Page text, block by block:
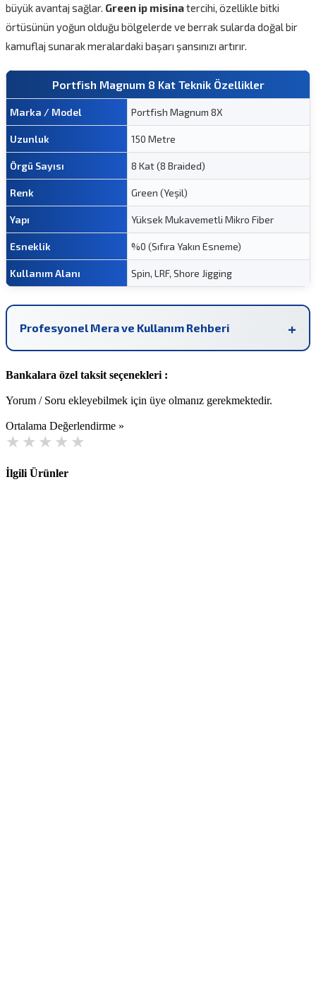
büyük avantaj sağlar. Green ip misinatercihi, özellikle bitki
örtüsünün yoğun olduğu bölgelerde ve berrak sularda doğal bir
kamuflaj sunarak meralardaki başarı şansınızı artırır.
Portfish Magnum 8 Kat Teknik Özellikler
Marka / Model Portfish Magnum 8X
Uzunluk 150 Metre
Örgü Sayısı 8 Kat (8 Braided)
Renk Green (Yeşil)
Yapı Yüksek Mukavemetli Mikro Fiber
Esneklik %0 (Sıfıra Yakın Esneme)
Kullanım Alanı Spin, LRF, Shore Jigging
Profesyonel Mera ve Kullanım Rehberi
Bankalara özel taksit seçenekleri :
Yorum / Soru ekleyebilmek için üye olmanız gerekmektedir.
Ortalama Değerlendirme »
İlgili Ürünler